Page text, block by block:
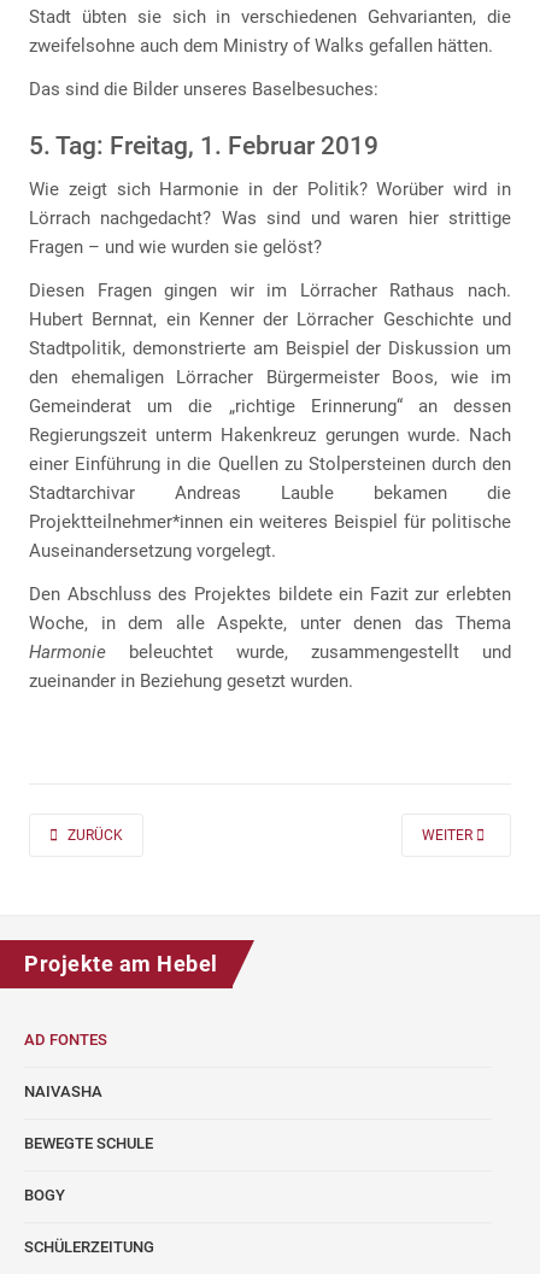
Stadt übten sie sich in verschiedenen Gehvarianten, die
zweifelsohne auch dem Ministry of Walks gefallen hätten.
Das sind die Bilder unseres Baselbesuches:
5. Tag: Freitag, 1. Februar 2019
Wie zeigt sich Harmonie in der Politik? Worüber wird in
Lörrach nachgedacht? Was sind und waren hier strittige
Fragen – und wie wurden sie gelöst?
Diesen Fragen gingen wir im Lörracher Rathaus nach.
Hubert Bernnat, ein Kenner der Lörracher Geschichte und
Stadtpolitik, demonstrierte am Beispiel der Diskussion um
den ehemaligen Lörracher Bürgermeister Boos, wie im
Gemeinderat um die „richtige Erinnerung“ an dessen
Regierungszeit unterm Hakenkreuz gerungen wurde. Nach
einer Einführung in die Quellen zu Stolpersteinen durch den
Stadtarchivar Andreas Lauble bekamen die
Projektteilnehmer*innen ein weiteres Beispiel für politische
Auseinandersetzung vorgelegt.
Den Abschluss des Projektes bildete ein Fazit zur erlebten
Woche, in dem alle Aspekte, unter denen das Thema
Harmonie beleuchtet wurde, zusammengestellt und
zueinander in Beziehung gesetzt wurden.
PREVIOUS ARTICLE: AD FONTES 2019/20 „MASS“ FÜR DIE KLASSEN 7
ZURÜCK NEXT ARTICLE:
WEITER
Projekte am Hebel
AD FONTES
NAIVASHA
BEWEGTE SCHULE
BOGY
SCHÜLERZEITUNG